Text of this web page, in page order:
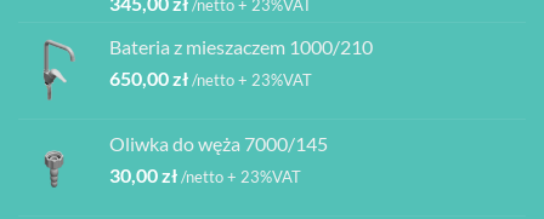
/netto + 23%VAT
Bateria z mieszaczem 1000/210
650,00zł/netto + 23%VAT
Oliwka do węża 7000/145
30,00zł/netto + 23%VAT